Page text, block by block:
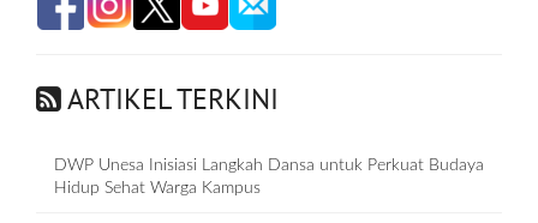
ARTIKEL TERKINI
DWP Unesa Inisiasi Langkah Dansa untuk Perkuat Budaya
Hidup Sehat Warga Kampus